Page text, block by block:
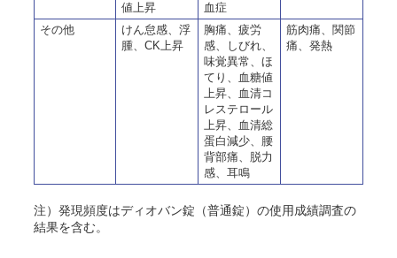
値上昇
血症
その他
けん怠感、浮
腫、CK上昇
胸痛、疲労
感、しびれ、
味覚異常、ほ
てり、血糖値
上昇、血清コ
レステロール
上昇、血清総
蛋白減少、腰
背部痛、脱力
感、耳鳴
筋肉痛、関節
痛、発熱
注）発現頻度はディオバン錠（普通錠）の使用成績調査の
結果を含む。